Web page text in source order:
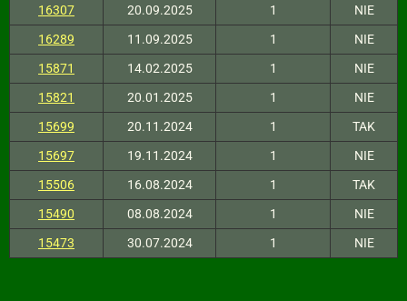
16307
20.09.2025 1
NIE
16289
11.09.2025 1
NIE
15871
14.02.2025 1
NIE
15821
20.01.2025 1
NIE
15699
20.11.2024 1
TAK
15697
19.11.2024 1
NIE
15506
16.08.2024 1
TAK
15490
08.08.2024 1
NIE
15473
30.07.2024 1 NIE